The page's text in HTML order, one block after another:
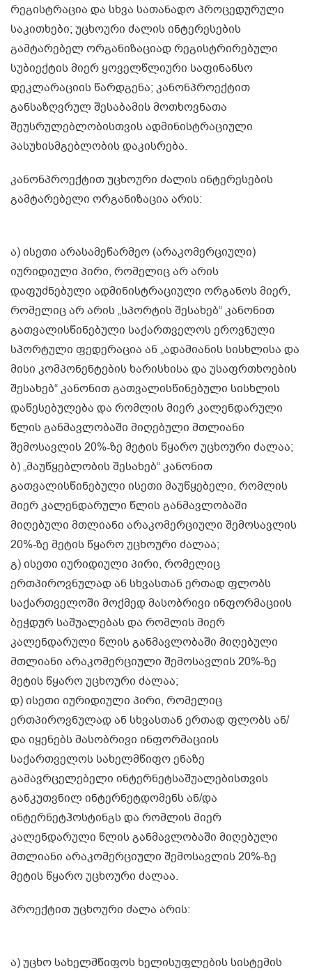
რეგისტრაცია და სხვა სათანადო პროცედურული
საკითხები; უცხოური ძალის ინტერესების
გამტარებელ ორგანიზაციად რეგისტრირებული
სუბიექტის მიერ ყოველწლიური საფინანსო
დეკლარაციის წარდგენა; კანონპროექტით
განსაზღვრულ შესაბამის მოთხოვნათა
შეუსრულებლობისთვის ადმინისტრაციული
პასუხისმგებლობის დაკისრება.
კანონპროექტით უცხოური ძალის ინტერესების
გამტარებელი ორგანიზაცია არის:
ა) ისეთი არასამეწარმეო (არაკომერციული)
იურიდიული პირი, რომელიც არ არის
დაფუძნებული ადმინისტრაციული ორგანოს მიერ,
რომელიც არ არის „სპორტის შესახებ“ კანონით
გათვალისწინებული საქართველოს ეროვნული
სპორტული ფედერაცია ან „ადამიანის სისხლისა და
მისი კომპონენტების ხარისხისა და უსაფრთხოების
შესახებ“ კანონით გათვალისწინებული სისხლის
დაწესებულება და რომლის მიერ კალენდარული
წლის განმავლობაში მიღებული მთლიანი
შემოსავლის 20%-ზე მეტის წყარო უცხოური ძალაა;
ბ) „მაუწყებლობის შესახებ“ კანონით
გათვალისწინებული ისეთი მაუწყებელი, რომლის
მიერ კალენდარული წლის განმავლობაში
მიღებული მთლიანი არაკომერციული შემოსავლის
20%-ზე მეტის წყარო უცხოური ძალაა;
გ) ისეთი იურიდიული პირი, რომელიც
ერთპიროვნულად ან სხვასთან ერთად ფლობს
საქართველოში მოქმედ მასობრივი ინფორმაციის
ბეჭდურ საშუალებას და რომლის მიერ
კალენდარული წლის განმავლობაში მიღებული
მთლიანი არაკომერციული შემოსავლის 20%-ზე
მეტის წყარო უცხოური ძალაა;
დ) ისეთი იურიდიული პირი, რომელიც
ერთპიროვნულად ან სხვასთან ერთად ფლობს ან/
და იყენებს მასობრივი ინფორმაციის
საქართველოს სახელმწიფო ენაზე
გამავრცელებელი ინტერნეტსაშუალებისთვის
განკუთვნილ ინტერნეტდომენს ან/და
ინტერნეტჰოსტინგს და რომლის მიერ
კალენდარული წლის განმავლობაში მიღებული
მთლიანი არაკომერციული შემოსავლის 20%-ზე
მეტის წყარო უცხოური ძალაა.
პროექტით უცხოური ძალა არის:
ა) უცხო სახელმწიფოს ხელისუფლების სისტემის